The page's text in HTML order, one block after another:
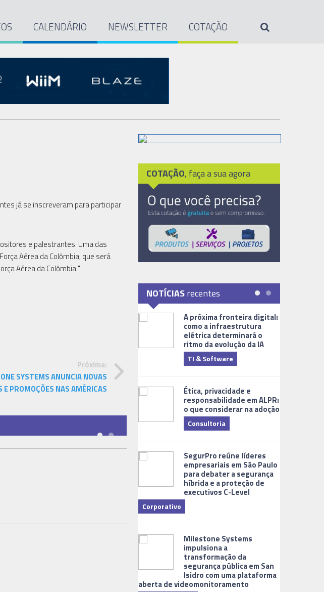
CALENDÁRIO NEWSLETTER COTAÇÃO
já se inscreveram para participar
e palestrantes. Uma das
Aérea da Colômbia, que será
Aérea da Colômbia ".
Próxima:
SYSTEMS ANUNCIA NOVAS
E PROMOÇÕES NAS AMÉRICAS
COTAÇÃO, faça a sua agora
NOTÍCIASrecentes
A próxima fronteira digital:
como a infraestrutura
elétrica determinará o
ritmo da evolução da IA
TI & Software
Ética, privacidade e
responsabilidade em ALPR:
o que considerar na adoção
Consultoria
SegurPro reúne líderes
empresariais em São Paulo
para debater a segurança
híbrida e a proteção de
executivos C-Level
Corporativo
Milestone Systems
impulsiona a
transformação da
segurança pública em San
Isidro com uma plataforma
aberta de videomonitoramento